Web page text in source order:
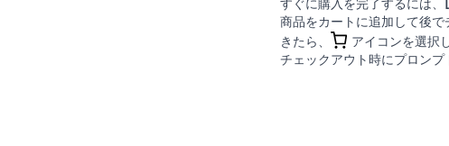
すぐに購入を完了するには、
商品をカートに追加して後で
きたら、
アイコンを選択し
チェックアウト時にプロンプ